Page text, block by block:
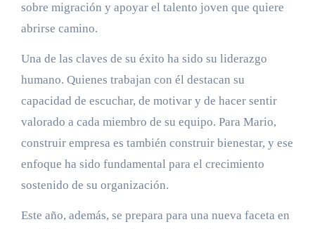
sobre migración y apoyar el talento joven que quiere
abrirse camino.
Una de las claves de su éxito ha sido su liderazgo
humano. Quienes trabajan con él destacan su
capacidad de escuchar, de motivar y de hacer sentir
valorado a cada miembro de su equipo. Para Mario,
construir empresa es también construir bienestar, y ese
enfoque ha sido fundamental para el crecimiento
sostenido de su organización.
Este año, además, se prepara para una nueva faceta en